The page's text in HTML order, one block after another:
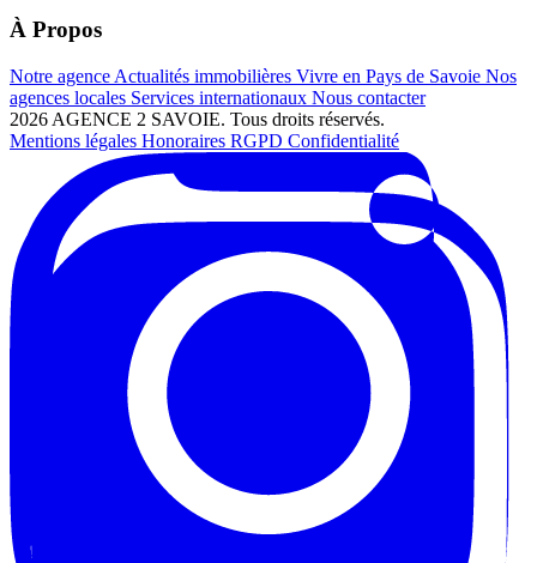
À Propos
Notre agence Actualités immobilières Vivre en Pays de Savoie Nos
agences locales Services internationaux Nous contacter
2026 AGENCE 2 SAVOIE. Tous droits réservés.
Mentions légales Honoraires RGPD Confidentialité